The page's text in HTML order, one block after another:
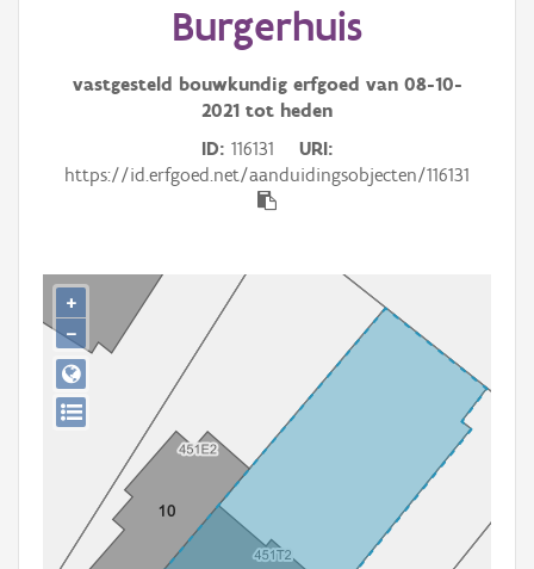
Aanduidingsobject
Persoon of collectief
Downloads
Hergebruik
Burgerhuis
vastgesteld bouwkundig erfgoed van 08-10-
2021 tot heden
ID 116131
URI
https://id.erfgoed.net/aanduidingsobjecten/116131
+
−